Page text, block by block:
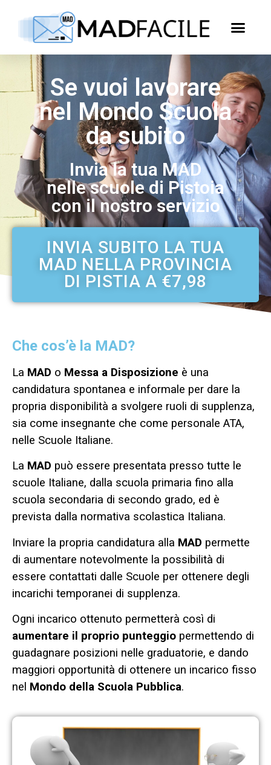
Se vuoi lavorare
nel Mondo Scuola
da subito
Invia la tua MAD
nelle scuole di Pistoia
con il nostro servizio
INVIA SUBITO LA TUA
MAD NELLA PROVINCIA
DI PISTIA A €7,98
Che cos’è la MAD?
La MAD o Messa a Disposizione è una
candidatura spontanea e informale per dare la
propria disponibilità a svolgere ruoli di supplenza,
sia come insegnante che come personale ATA,
nelle Scuole Italiane.
La MAD può essere presentata presso tutte le
scuole Italiane, dalla scuola primaria fino alla
scuola secondaria di secondo grado, ed è
prevista dalla normativa scolastica Italiana.
Inviare la propria candidatura alla MAD permette
di aumentare notevolmente la possibilità di
essere contattati dalle Scuole per ottenere degli
incarichi temporanei di supplenza.
Ogni incarico ottenuto permetterà così di
aumentare il proprio punteggio permettendo di
guadagnare posizioni nelle graduatorie, e dando
maggiori opportunità di ottenere un incarico fisso
nel Mondo della Scuola Pubblica.